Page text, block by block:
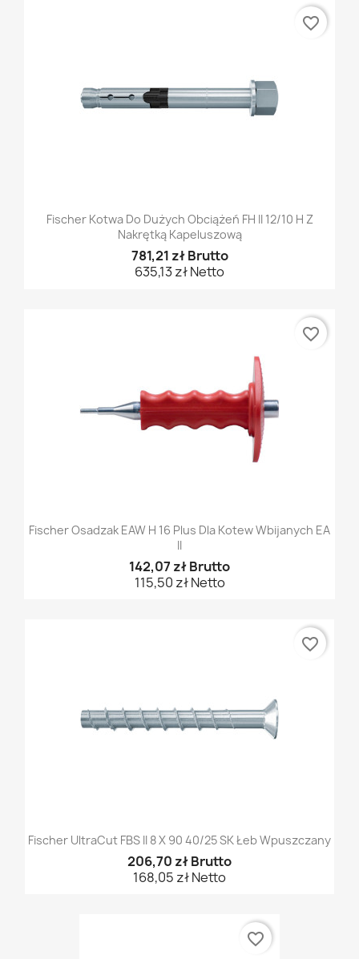
Fischer Kotwa Do Dużych Obciążeń FH II 12/10 H Z
Nakrętką Kapeluszową
781,21 zł Brutto
635,13 zł Netto
favorite_border
Fischer Osadzak EAW H 16 Plus Dla Kotew Wbijanych EA
II
142,07 zł Brutto
115,50 zł Netto
favorite_border
Fischer UltraCut FBS II 8 X 90 40/25 SK Łeb Wpuszczany
206,70 zł Brutto
168,05 zł Netto
favorite_border
favorite_border